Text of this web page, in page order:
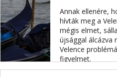
Annak ellenére,
hívták meg a
mégis elmet,
újsággal álcázva
Velence
figyelmet.